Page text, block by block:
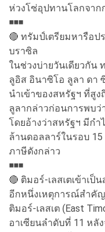
ห่วงโซ่อุปทานโลกจาก
◾️◾️◾️
🔴 ทรัมป์เตรียมหารือ
บราซิล
ในช่วงบ่ายวันเดียวกัน
ลูอิส อินาซิโอ ลูลา ดา
นำเข้าของสหรัฐฯ ที่สู
ลูลากล่าวก่อนการพบว่
โดยอ้างว่าสหรัฐฯ มีกำ
ล้านดอลลาร์ในรอบ
ภาษีดังกล่าว
◾️◾️◾️
🔴 ติมอร์-เลสเตเข้าเป็
อีกหนึ่งเหตุการณ์สำคั
ติมอร์-เลสเต (East
อาเซียนลำดับที่ 11 หลั